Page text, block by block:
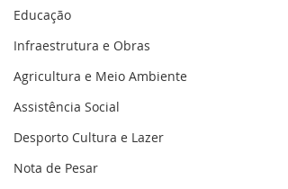
Educação
Infraestrutura e Obras
Agricultura e Meio Ambiente
Assistência Social
Desporto Cultura e Lazer
Nota de Pesar